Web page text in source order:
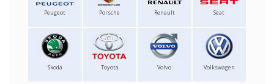
Peugeot Porsche Renault Seat
Skoda Toyota Volvo Volkswagen